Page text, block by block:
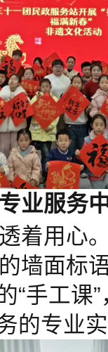
业服务
着用心
的墙面
“手工课
的专业